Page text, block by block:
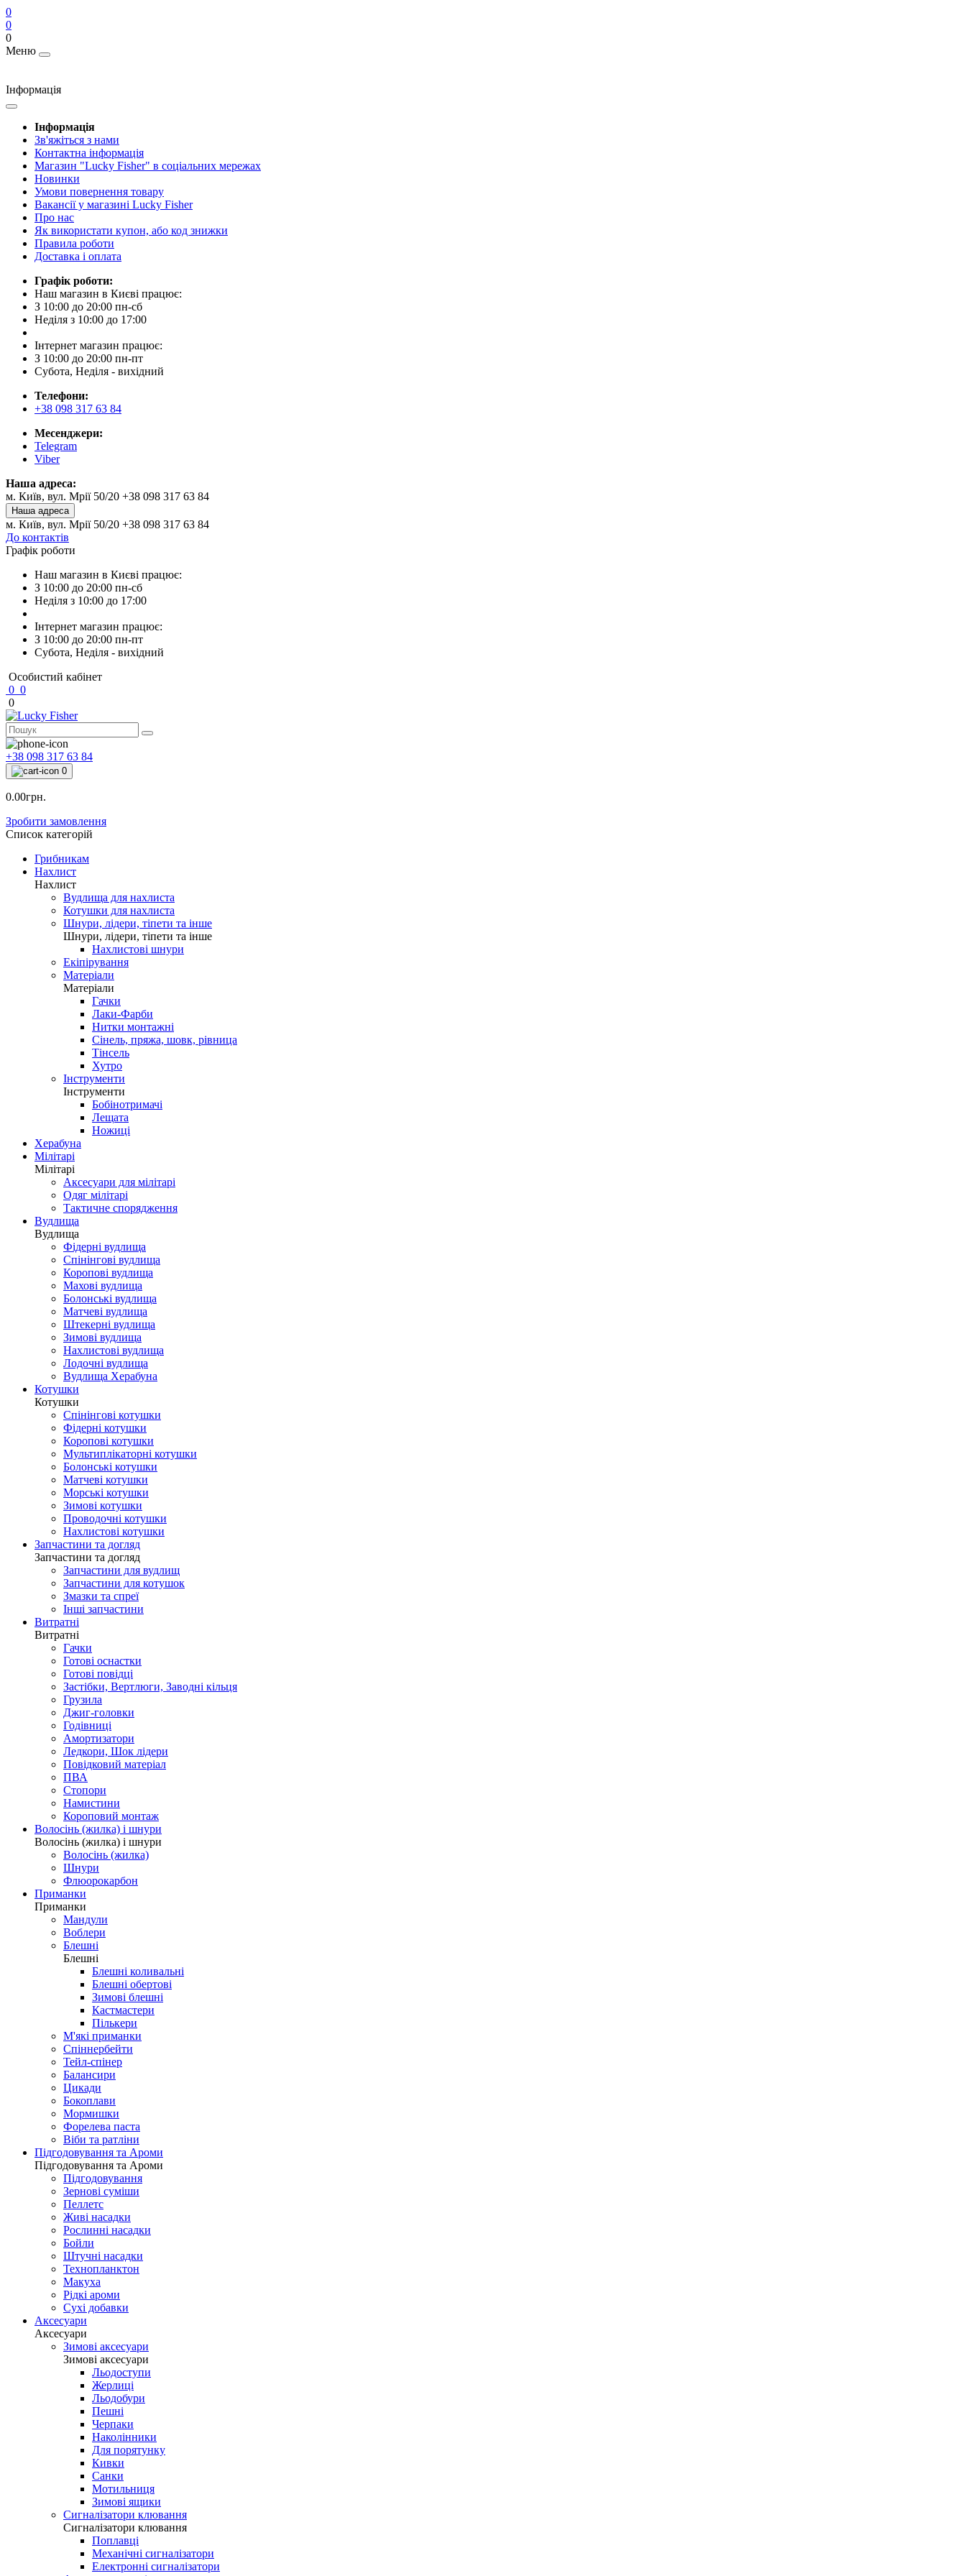
0
0
0
Меню
Інформація
Інформація
Зв'яжіться з нами
Контактна інформація
Магазин "Lucky Fisher" в соціальних мережах
Новинки
Умови повернення товару
Вакансії у магазині Lucky Fisher
Про нас
Як використати купон, або код знижки
Правила роботи
Доставка і оплата
Графік роботи:
Наш магазин в Києві працює:
З 10:00 до 20:00 пн-сб
Неділя з 10:00 до 17:00
Інтернет магазин працює:
З 10:00 до 20:00 пн-пт
Субота, Неділя - вихідний
Телефони:
+38 098 317 63 84
Месенджери:
Telegram
Viber
Наша адреса:
м. Київ, вул. Мрії 50/20 +38 098 317 63 84
Наша адреса
м. Київ, вул. Мрії 50/20 +38 098 317 63 84
До контактів
Графік роботи
Наш магазин в Києві працює:
З 10:00 до 20:00 пн-сб
Неділя з 10:00 до 17:00
Інтернет магазин працює:
З 10:00 до 20:00 пн-пт
Субота, Неділя - вихідний
Особистий кабінет
0 0
0
+38 098 317 63 84
0
0.00грн.
Зробити замовлення
Список категорій
Грибникам
Нахлист
Нахлист
Вудлища для нахлиста
Котушки для нахлиста
Шнури, лідери, тіпети та інше
Шнури, лідери, тіпети та інше
Нахлистові шнури
Екіпірування
Матеріали
Матеріали
Гачки
Лаки-Фарби
Нитки монтажні
Сінель, пряжа, шовк, рівница
Тінсель
Хутро
Інструменти
Інструменти
Бобінотримачі
Лещата
Ножиці
Херабуна
Мілітарі
Мілітарі
Аксесуари для мілітарі
Одяг мілітарі
Тактичне спорядження
Вудлища
Вудлища
Фідерні вудлища
Спінінгові вудлища
Коропові вудлища
Махові вудлища
Болонські вудлища
Матчеві вудлища
Штекерні вудлища
Зимові вудлища
Нахлистові вудлища
Лодочні вудлища
Вудлища Херабуна
Котушки
Котушки
Спінінгові котушки
Фідерні котушки
Коропові котушки
Мультиплікаторні котушки
Болонські котушки
Матчеві котушки
Морські котушки
Зимові котушки
Проводочні котушки
Нахлистові котушки
Запчастини та догляд
Запчастини та догляд
Запчастини для вудлищ
Запчастини для котушок
Змазки та спреї
Інші запчастини
Витратні
Витратні
Гачки
Готові оснастки
Готові повідці
Застібки, Вертлюги, Заводні кільця
Грузила
Джиг-головки
Годівниці
Амортизатори
Ледкори, Шок лідери
Повідковий матеріал
ПВА
Стопори
Намистини
Короповий монтаж
Волосінь (жилка) і шнури
Волосінь (жилка) і шнури
Волосінь (жилка)
Шнури
Флюорокарбон
Приманки
Приманки
Мандули
Воблери
Блешні
Блешні
Блешні коливальні
Блешні обертові
Зимові блешні
Кастмастери
Пількери
М'які приманки
Спіннербейти
Тейл-спінер
Балансири
Цикади
Бокоплави
Мормишки
Форелева паста
Віби та ратліни
Підгодовування та Ароми
Підгодовування та Ароми
Підгодовування
Зернові суміши
Пеллетс
Живі насадки
Рослинні насадки
Бойли
Штучні насадки
Технопланктон
Макуха
Рідкі ароми
Сухі добавки
Аксесуари
Аксесуари
Зимові аксесуари
Зимові аксесуари
Льодоступи
Жерлиці
Льодобури
Пешні
Черпаки
Наколінники
Для порятунку
Кивки
Санки
Мотильниця
Зимові ящики
Сигналізатори клювання
Сигналізатори клювання
Поплавці
Механічні сигналізатори
Електронні сигналізатори